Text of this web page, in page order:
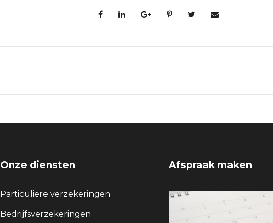
Onze diensten
Particuliere verzekeringen
Bedrijfsverzekeringen
Afspraak maken